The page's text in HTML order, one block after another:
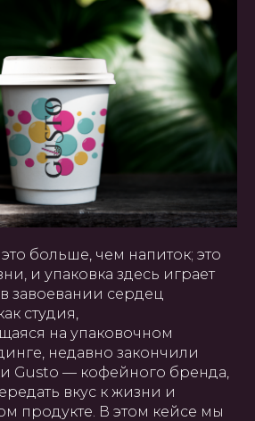
больше, чем напиток; это
и упаковка здесь играет
завоевании сердец
студия,
на упаковочном
недавно закончили
Gusto — кофейного бренда,
вкус к жизни и
продукте. В этом кейсе мы